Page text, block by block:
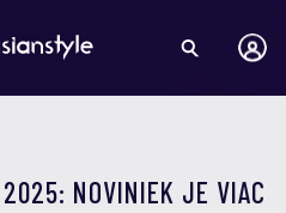
2025: NOVINIEK JE VIAC